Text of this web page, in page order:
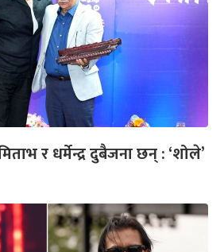
र धर्मेन्द्र दुबैजना छन् : ‘शोले’